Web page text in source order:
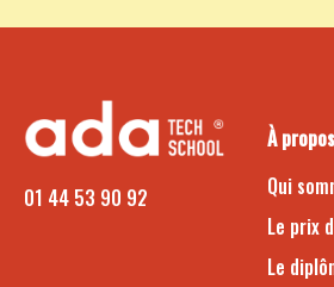
01 44 53 90 92
À propos
Qui
Le prix
Le